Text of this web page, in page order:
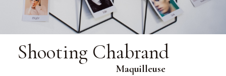
Shooting Chabrand
Maquilleuse